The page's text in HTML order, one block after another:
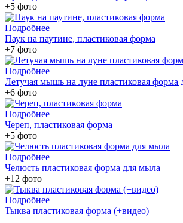
+5 фото
Подробнее
Паук на паутине, пластиковая форма
+7 фото
Подробнее
Летучая мышь на луне пластиковая форма
+6 фото
Подробнее
Череп, пластиковая форма
+5 фото
Подробнее
Челюсть пластиковая форма для мыла
+12 фото
Подробнее
Тыква пластиковая форма (+видео)